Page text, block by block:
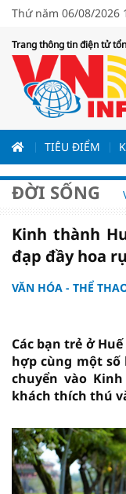
Thứ năm 06/08/2026
Trang thông tin điện tử
TIÊU ĐIỂM
ĐỜI SỐNG
Kinh thành
đạp đầy hoa
VĂN HÓA - THỂ
Các bạn trẻ ở
hợp cùng một
chuyển vào
khách thích thú